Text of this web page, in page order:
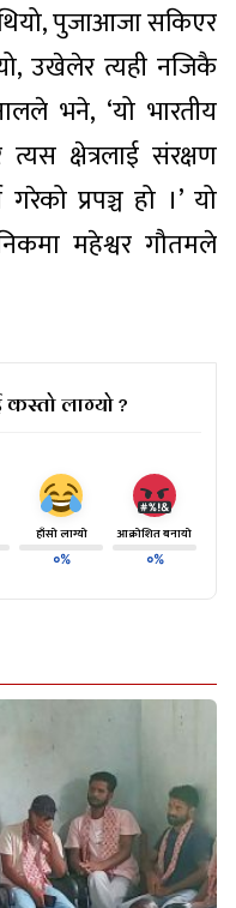
पुजाआजा सकिएर
उखेलेर त्यही नजिकै
भने, ‘यो भारतीय
क्षेत्रलाई संरक्षण
प्रपञ्च हो ।’ यो
महेश्वर गौतमले
लाग्यो ?
हाँसो लाग्यो
०%
आक्रोशित बनायो
०%